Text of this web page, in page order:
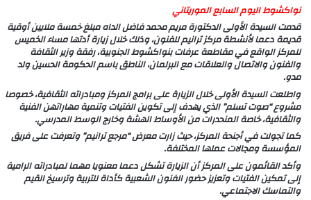
نواكشوط اليوم السابع الموريتاني
قدمت السيدة الأولى الدكتورة مريم محمد فاضل الداه مبلغ خمسة ملايين أوقية
قديمة دعما لأنشطة مركز ترانيم للفنون، وذلك خلال زيارة أدتها مساء الخميس
للمركز الواقع في مقاطعة عرفات بنواكشوط الجنوبية، رفقة وزير الثقافة
والفنون والاتصال والعلاقات مع البرلمان، الناطق باسم الحكومة الحسين ولد
مدو.
واطلعت السيدة الأولى خلال الزيارة على برامج المركز ومبادراته الثقافية، خصوصا
مشروع “صوت تسلم” الذي يهدف إلى تكوين الفتيات وتنمية مهاراتهن الفنية
والثقافية، خاصة المنحدرات من الأوساط الهشة وخارج الوسط المدرسي.
كما تجولت في أجنحة المركز، حيث زارت معرض “مرجع ترانيم” وتعرفت على فريق
المؤسسة ومجالات عملها المختلفة.
وأكد القائمون على المركز أن الزيارة تشكل دعما معنويا مهما لمبادراته الرامية
إلى تمكين الفتيات وتعزيز حضور الفنون الشعبية كأداة للتربية وترسيخ القيم
والتماسك الاجتماعي.